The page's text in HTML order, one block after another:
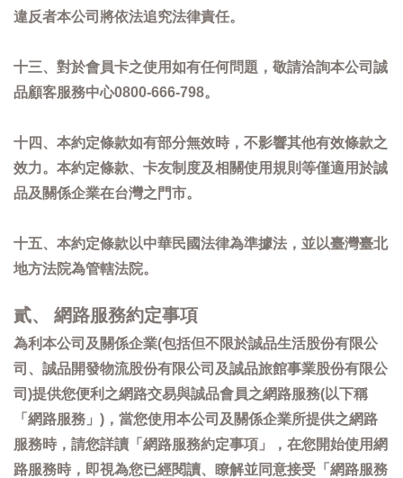
違反者本公司將依法追究法律責任。
十三、對於會員卡之使用如有任何問題，敬請洽詢本公司誠
品顧客服務中心0800-666-798。
十四、本約定條款如有部分無效時，不影響其他有效條款之
效力。本約定條款、卡友制度及相關使用規則等僅適用於誠
品及關係企業在台灣之門市。
十五、本約定條款以中華民國法律為準據法，並以臺灣臺北
地方法院為管轄法院。
貳、 網路服務約定事項
為利本公司及關係企業(包括但不限於誠品生活股份有限公
司、誠品開發物流股份有限公司及誠品旅館事業股份有限公
司)提供您便利之網路交易與誠品會員之網路服務(以下稱
「網路服務」)，當您使用本公司及關係企業所提供之網路
服務時，請您詳讀「網路服務約定事項」，在您開始使用網
路服務時，即視為您已經閱讀、瞭解並同意接受「網路服務